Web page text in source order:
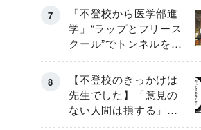
「不登校から医学部進
学」“ラップとフリース
クール”でトンネルを脱
して高校受験へ〔元野
球少年の実話〕
【不登校のきっかけは
先生でした】「意見の
ない人間は損する」担
任の一言が苦しみに…